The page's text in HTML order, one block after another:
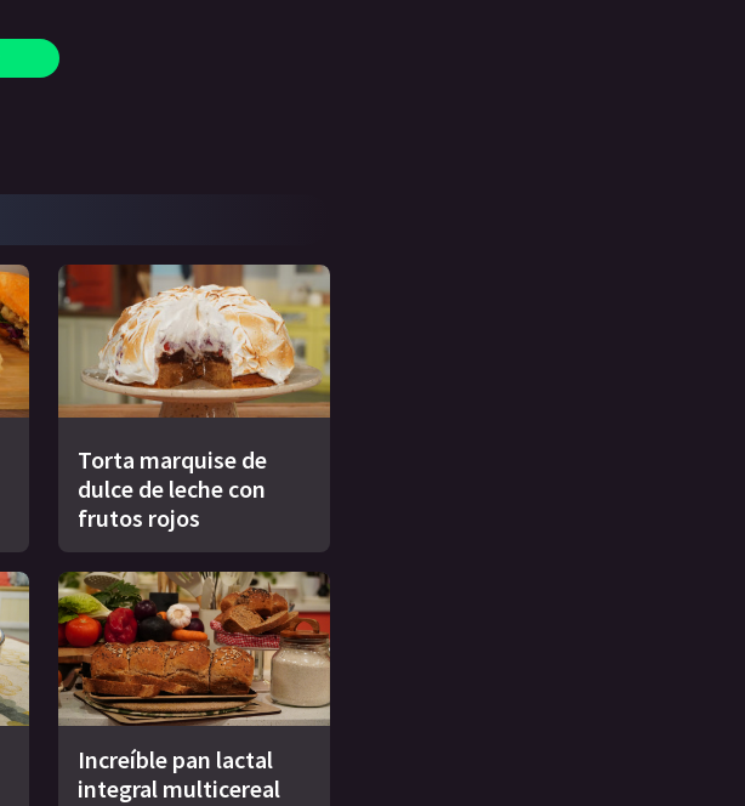
Torta marquise de
dulce de leche con
frutos rojos
Increíble pan lactal
integral multicereal